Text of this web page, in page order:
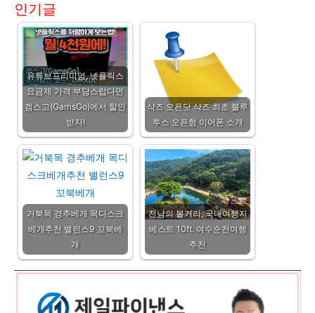
인기글
유튜브프리미엄, 넷플릭스
요금제 가격 부담스럽다면
겜스고(GamsGo)에서 할인
받자!
샥즈 오픈닷 샥즈 최초 블루
투스 오픈형 이어폰 소개
거북목 경추베개 목디스크
베개추천 밸런스9 꼬북베
개
전남의 볼거리, 국내여행지
베스트 10ft. 여수순천여행
추천